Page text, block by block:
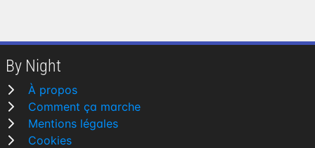
By Night
À propos
Comment ça marche
Mentions légales
Cookies